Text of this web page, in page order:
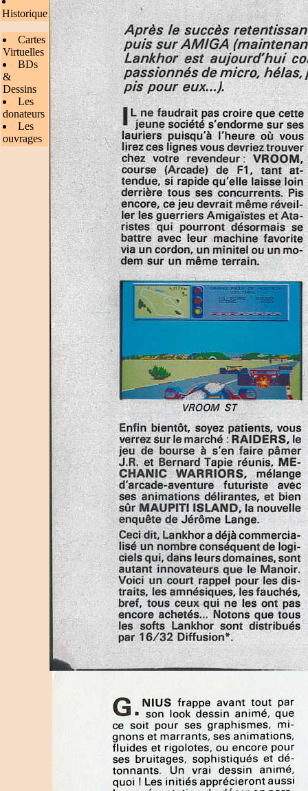
Historique
Cartes
Virtuelles
BDs
&
Dessins
Les
donateurs
Les
ouvrages